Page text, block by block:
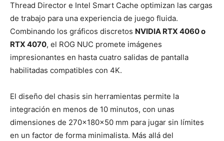
Thread Director e Intel Smart Cache optimizan las cargas
de trabajo para una experiencia de juego fluida.
Combinando los gráficos discretos NVIDIA RTX 4060 o
RTX 4070, el ROG NUC promete imágenes
impresionantes en hasta cuatro salidas de pantalla
habilitadas compatibles con 4K.
El diseño del chasis sin herramientas permite la
integración en menos de 10 minutos, con unas
dimensiones de 270x180x50 mm para jugar sin límites
en un factor de forma minimalista. Más allá del